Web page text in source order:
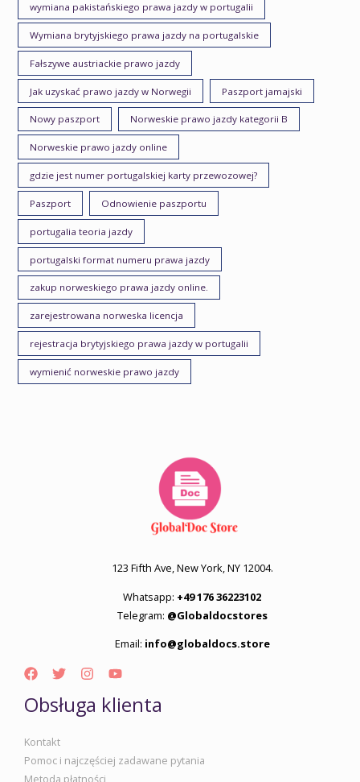
wymiana pakistańskiego prawa jazdy w portugalii
Wymiana brytyjskiego prawa jazdy na portugalskie
Fałszywe austriackie prawo jazdy
Jak uzyskać prawo jazdy w Norwegii Paszport jamajski
Nowy paszport Norweskie prawo jazdy kategorii B
Norweskie prawo jazdy online
gdzie jest numer portugalskiej karty przewozowej?
Paszport Odnowienie paszportu
portugalia teoria jazdy
portugalski format numeru prawa jazdy
zakup norweskiego prawa jazdy online.
zarejestrowana norweska licencja
rejestracja brytyjskiego prawa jazdy w portugalii
wymienić norweskie prawo jazdy
123 Fifth Ave, New York, NY 12004.
Whatsapp: +49 176 36223102
Telegram: @Globaldocstores
Email: info@globaldocs.store
Obsługa klienta
Kontakt
Pomoc i najczęściej zadawane pytania
Metoda płatności